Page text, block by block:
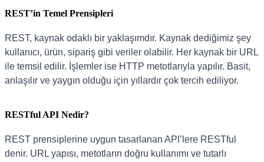
REST’in Temel Prensipleri
REST, kaynak odaklı bir yaklaşımdır. Kaynak dediğimiz şey
kullanıcı, ürün, sipariş gibi veriler olabilir. Her kaynak bir URL
ile temsil edilir. İşlemler ise HTTP metotlarıyla yapılır. Basit,
anlaşılır ve yaygın olduğu için yıllardır çok tercih ediliyor.
RESTful API Nedir?
REST prensiplerine uygun tasarlanan API’lere RESTful
denir. URL yapısı, metotların doğru kullanımı ve tutarlı